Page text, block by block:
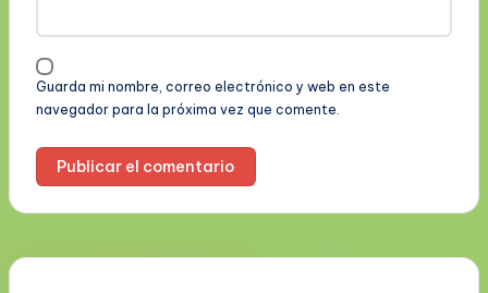
Guarda mi nombre, correo electrónico y web en este
navegador para la próxima vez que comente.